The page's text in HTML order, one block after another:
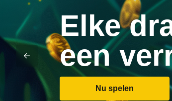
Elke
een
Nu spelen